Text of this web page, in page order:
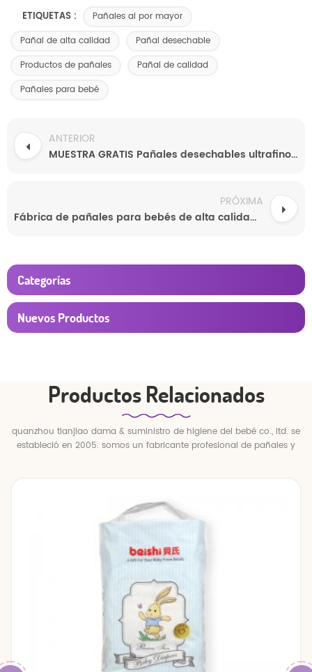
ETIQUETAS :
Pañales al por mayor
Pañal de alta calidad
Pañal desechable
Productos de pañales
Pañal de calidad
Pañales para bebé
ANTERIOR
MUESTRA GRATIS Pañales desechables ultrafinos para bebés, venta al por mayor, de fábrica china
PRÓXIMA
Fábrica de pañales para bebés de alta calidad, pañales absorbentes desechables personalizados al por mayor.
Categorías
Nuevos Productos
Productos Relacionados
quanzhou tianjiao dama & suministro de higiene del bebé co., ltd. se
estableció en 2005. somos un fabricante profesional de pañales y